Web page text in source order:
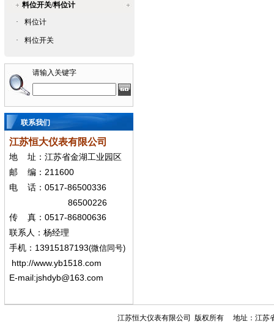
料位开关/料位计
·
料位计
· 料位开关
请输入关键字
联系我们
江苏恒大仪表有限公司
地
址：江苏省金湖工业园区
邮
编： 211600
电 话： 0517-86500336
86500226
传 真： 0517-86800636
联系人：杨经理
手机 ： 13915187193(微信同号)
http://www.yb1518.com
E-mail:jshdyb@163.com
江苏恒大仪表有限公司 版权所有
地址：江苏